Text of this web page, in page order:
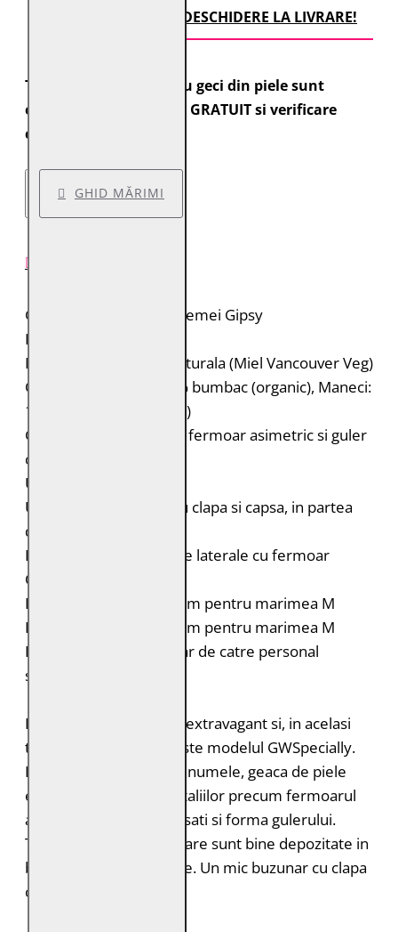
TRANSPORT CU DESCHIDERE LA LIVRARE!
Toate comenzile pentru geci din piele sunt
expediate cu transport GRATUIT si verificare
colet.
GHID MĂRIMI
Geaca de piele pentru femei Gipsy
Brand: Gipsy
Material: 100% piele naturala (Miel Vancouver Veg)
Captuseala: Corp: 100% bumbac (organic), Maneci:
100% poliester (reciclat)
Geaca de piele biker cu fermoar asimetric si guler
cu rever
Umeri matlasati
Un buzunar orizontal cu clapa si capsa, in partea
dreapta
Doua buzunare verticale laterale cu fermoar
Croiala: Regular Fit
Lungimea spatelui: 54 cm pentru marimea M
Lungimea manecii: 63 cm pentru marimea M
Intretinere: Spalare doar de catre personal
specializat
Elegant si totusi casual, extravagant si, in acelasi
timp, discret... acesta este modelul GWSpecially.
Dupa cum sugereaza si numele, geaca de piele
este speciala, gratie detaliilor precum fermoarul
asimetric, umerii matlasati si forma gulerului.
Toate accesoriile necesare sunt bine depozitate in
buzunarele cu fermoare. Un mic buzunar cu clapa
completeaza designul.